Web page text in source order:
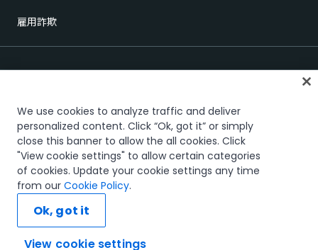
雇用詐欺
信頼とセキュリティ Terms of Use Privacy Policy Cookies Policy
Your Privacy Choices
The UiPath word mark, logos, and robots are registered trademarks
owned by UiPath, Inc. and its affiliates. UiPath® is a registered trademark
in the United States and several countries across the globe. See TMEP
© 2005-2026 UiPath. All rights reserved.
We use cookies to analyze traffic and deliver
personalized content. Click “Ok, got it” or simply
close this banner to allow the all cookies. Click
"View cookie settings" to allow certain categories
of cookies. Update your cookie settings any time
from our Cookie Policy.
View cookie settings
Ok, got it